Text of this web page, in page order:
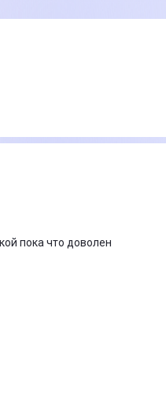
пока что доволен